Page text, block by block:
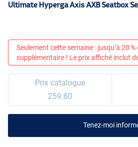
Ultimate Hyperga Axis AXB Seatbox
Seulement cette semaine : jusqu’à 20
supplémentaire ! Le prix affiché inclut
Prix catalogue
259.80
Tenez-moi